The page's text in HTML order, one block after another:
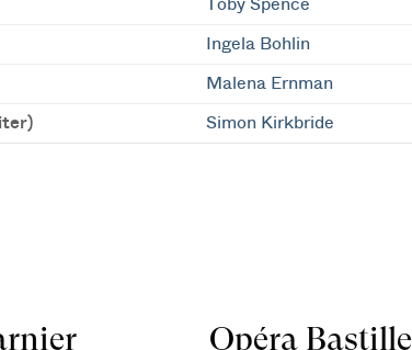
Toby Spence
Ingela Bohlin
Malena Ernman
Simon Kirkbride
Opéra Bastille